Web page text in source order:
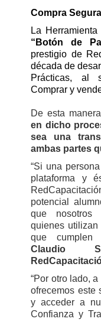
Compra
La
“Botón de
prestigio de
década de
Prácticas, al
Comprar y
De esta
en dicho
sea una
ambas partes
“Si una
plataforma y
potencial
que nosotros
quienes utilizan
que cumplen
Claudio
“Por otro lado,
ofrecemos este
y acceder a
Confianza y